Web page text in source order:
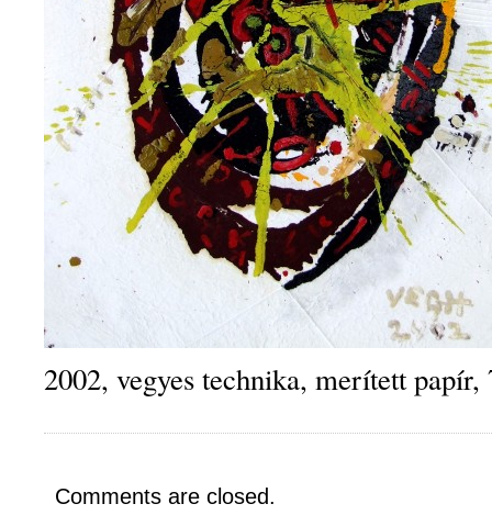
2002, vegyes technika, merített
Comments are closed.